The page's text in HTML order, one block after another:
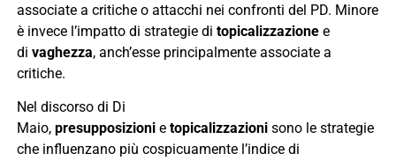
associate a critiche o attacchi nei confronti del PD. Minore
è invece l’impatto di strategie di topicalizzazionee
di vaghezza, anch’esse principalmente associate a
critiche.
Nel discorso di Di
Maio, presupposizionie topicalizzazionisono le strategie
che influenzano più cospicuamente l’indice di